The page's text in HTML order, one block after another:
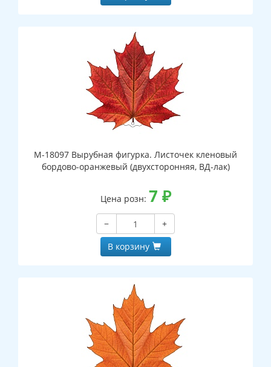
М-18097 Вырубная фигурка. Листочек кленовый
бордово-оранжевый (двухсторонняя, ВД-лак)
Цена розн: 7 ₽
−
+
В корзину